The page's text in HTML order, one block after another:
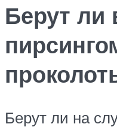
Берут ли
Берут ли на